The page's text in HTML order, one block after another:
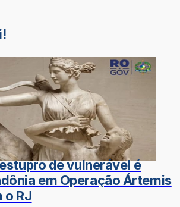
de vulnerável é
em Operação Ártemis
o RJ